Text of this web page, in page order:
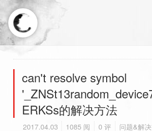
天涼好個
首页
分类
can't resolve symbol
ERKSs的解决方法
2017.04.03 1085 阅 0 评 问题&解